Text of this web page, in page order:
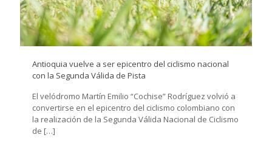
Antioquia vuelve a ser epicentro del ciclismo nacional
con la Segunda Válida de Pista
El velódromo Martín Emilio “Cochise” Rodríguez volvió a
convertirse en el epicentro del ciclismo colombiano con
la realización de la Segunda Válida Nacional de Ciclismo
de […]